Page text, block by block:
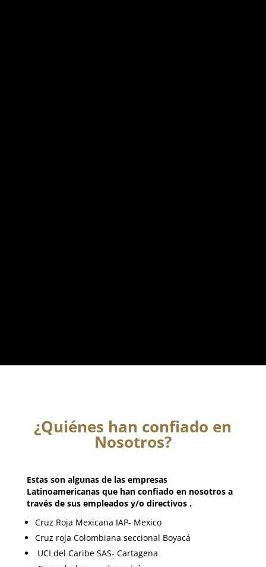
¿Quiénes han confiado en
Nosotros?
Estas son algunas de las empresas
Latinoamericanas que han confiado en nosotros a
través de sus empleados y/o directivos .
Cruz Roja Mexicana IAP- Mexico
Cruz roja Colombiana seccional Boyacá
UCI del Caribe SAS- Cartagena